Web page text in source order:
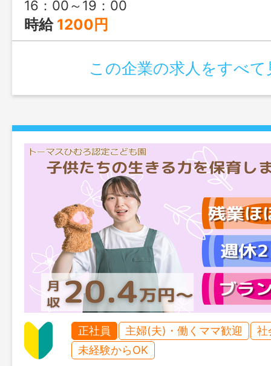
16：00～19：00
時給 1200円
この企業の求人をすべて
正社員 主婦(夫)・働くママ歓迎
社
未経験からOK